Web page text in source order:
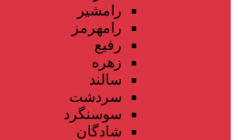
رامشیر
رامهرمز
رفیع
زهره
سالند
سردشت
سوسنگرد
شادگان